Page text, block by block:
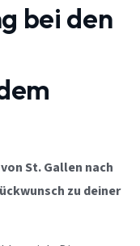
bei den
St. Gallen nach
zu deiner